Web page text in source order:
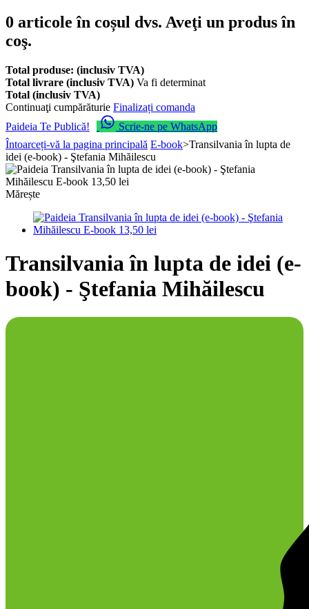
0 articole în coșul dvs. Aveţi un produs în
coş.
Total produse: (inclusiv TVA)
Total livrare (inclusiv TVA) Va fi determinat
Total (inclusiv TVA)
Continuaţi cumpărăturie Finalizați comanda
Paideia Te Publică!
Scrie-ne pe WhatsApp
Întoarceți-vă la pagina principală E-book>Transilvania în lupta de
idei (e-book) - Ştefania Mihăilescu
Mărește
Transilvania în lupta de idei (e-
book) - Ştefania Mihăilescu